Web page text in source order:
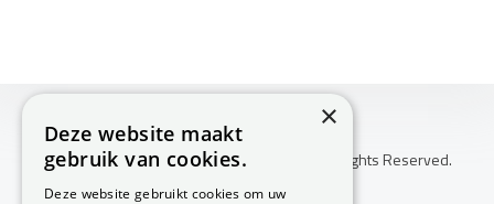
Copyright © 2026 Huis Voor Gezondheid. All Rights Reserved.
Klachtenprocedure
×
Deze website maakt
gebruik van cookies.
Deze website gebruikt cookies om uw